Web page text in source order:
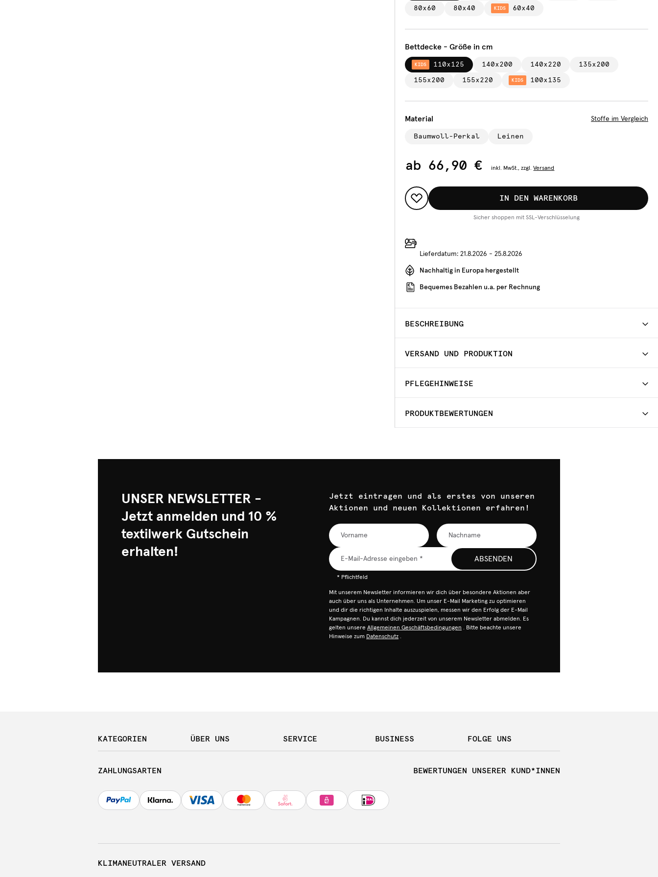
80x60 80x40 KIDS 60x40
Bettdecke - Größe in cm
KIDS 110x125 140x200 140x220 135x200
155x200 155x220 KIDS 100x135
Material Stoffe im Vergleich
Baumwoll-Perkal Leinen
ab 66,90 € inkl. MwSt., zzgl. Versand
IN DEN WARENKORB
Sicher shoppen mit SSL-Verschlüsselung
Lieferdatum: 21.8.2026 - 25.8.2026
Nachhaltig in Europa hergestellt
Bequemes Bezahlen u.a. per Rechnung
BESCHREIBUNG
VERSAND UND PRODUKTION
PFLEGEHINWEISE
PRODUKTBEWERTUNGEN
UNSER NEWSLETTER -
Jetzt anmelden und 10 %
textilwerk Gutschein
erhalten!
Jetzt eintragen und als erstes von unseren
Aktionen und neuen Kollektionen erfahren!
ABSENDEN
* Pflichtfeld
Mit unserem Newsletter informieren wir dich über besondere Aktionen aber
auch über uns als Unternehmen. Um unser E-Mail Marketing zu optimieren
und dir die richtigen Inhalte auszuspielen, messen wir den Erfolg der E-Mail
Kampagnen. Du kannst dich jederzeit von unserem Newsletter abmelden. Es
gelten unsere Allgemeinen Geschäftsbedingungen . Bitte beachte unsere
Hinweise zum Datenschutz .
KATEGORIEN ÜBER UNS SERVICE BUSINESS FOLGE UNS
ZAHLUNGSARTEN BEWERTUNGEN UNSERER KUND*INNEN
KLIMANEUTRALER VERSAND